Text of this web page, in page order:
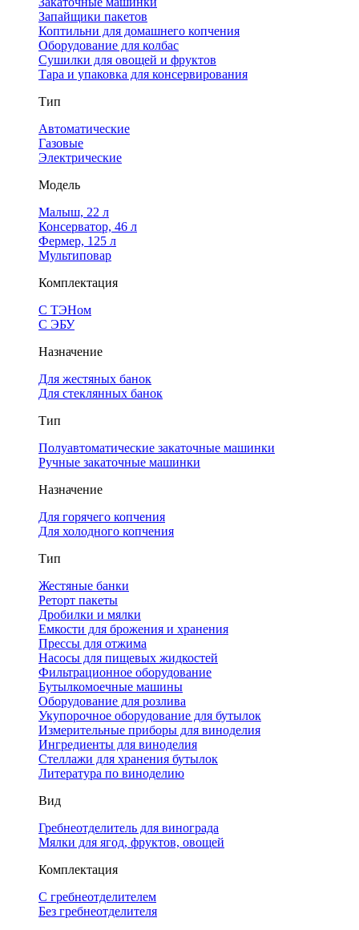
Запайщики пакетов
Коптильни для домашнего копчения
Оборудование для колбас
Сушилки для овощей и фруктов
Тара и упаковка для консервирования
Тип
Автоматические
Газовые
Электрические
Модель
Малыш, 22 л
Консерватор, 46 л
Фермер, 125 л
Мультиповар
Комплектация
С ТЭНом
С ЭБУ
Назначение
Для жестяных банок
Для стеклянных банок
Тип
Полуавтоматические закаточные машинки
Ручные закаточные машинки
Назначение
Для горячего копчения
Для холодного копчения
Тип
Жестяные банки
Реторт пакеты
Дробилки и мялки
Емкости для брожения и хранения
Прессы для отжима
Насосы для пищевых жидкостей
Фильтрационное оборудование
Бутылкомоечные машины
Оборудование для розлива
Укупорочное оборудование для бутылок
Измерительные приборы для виноделия
Ингредиенты для виноделия
Стеллажи для хранения бутылок
Литература по виноделию
Вид
Гребнеотделитель для винограда
Мялки для ягод, фруктов, овощей
Комплектация
С гребнеотделителем
Без гребнеотделителя